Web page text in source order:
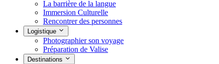
La barrière de la langue
Immersion Culturelle
Rencontrer des personnes
Logistique
Photographier son voyage
Préparation de Valise
Destinations